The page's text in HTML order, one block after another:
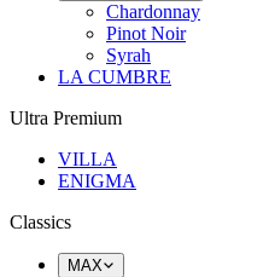
Chardonnay
Pinot Noir
Syrah
LA CUMBRE
Ultra Premium
VILLA
ENIGMA
Classics
MAX